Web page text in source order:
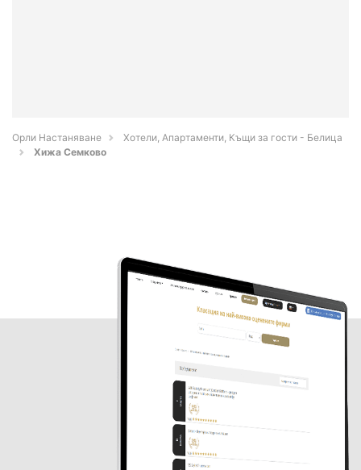
Орли Настаняване
Хотели, Апартаменти, Къщи за гости - Белица
Хижа Семково